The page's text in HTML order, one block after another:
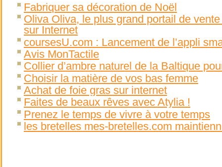
Fabriquer sa décoration de Noël
Oliva Oliva, le plus grand portail de
sur Internet
coursesU.com : Lancement de l’appli
Avis MonTactile
Collier d’ambre naturel de la Baltique
Choisir la matière de vos bas femme
Achat de foie gras sur internet
Faites de beaux rêves avec Atylia !
Prenez le temps de vivre à votre temps
les bretelles mes-bretelles.com